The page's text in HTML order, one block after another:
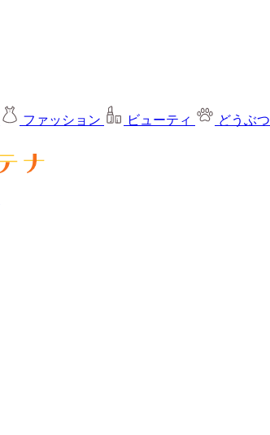
ファッション ビューティ どうぶつ